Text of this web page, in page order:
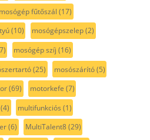
mosógép fűtőszál (17)
(10) mosógépszelep(2)
mosógép szíj (16)
(25) mosószárító(5)
(69) motorkefe (7)
(4) multifunkciós (1)
(6) MultiTalent8(29)